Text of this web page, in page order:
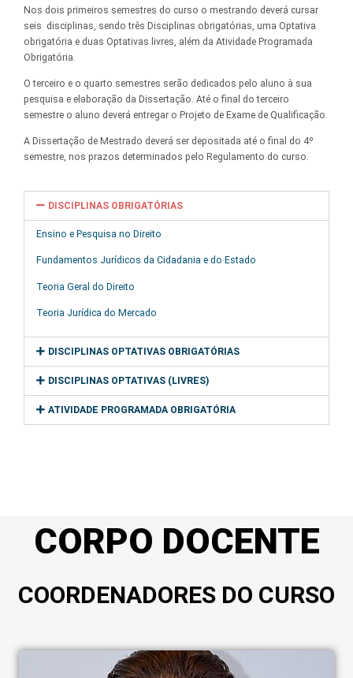
Nos dois primeiros semestres do curso o mestrando deverá cursar
seis disciplinas, sendo três Disciplinas obrigatórias, uma Optativa
obrigatória e duas Optativas livres, além da Atividade Programada
Obrigatória.
O terceiro e o quarto semestres serão dedicados pelo aluno à sua
pesquisa e elaboração da Dissertação. Até o final do terceiro
semestre o aluno deverá entregar o Projeto de Exame de Qualificação.
A Dissertação de Mestrado deverá ser depositada até o final do 4º
semestre, nos prazos determinados pelo Regulamento do curso.
DISCIPLINAS OBRIGATÓRIAS
Ensino e Pesquisa no Direito
Fundamentos Jurídicos da Cidadania e do Estado
Teoria Geral do Direito
Teoria Jurídica do Mercado
DISCIPLINAS OPTATIVAS OBRIGATÓRIAS
DISCIPLINAS OPTATIVAS (LIVRES)
ATIVIDADE PROGRAMADA OBRIGATÓRIA
CORPO DOCENTE
COORDENADORES DO CURSO